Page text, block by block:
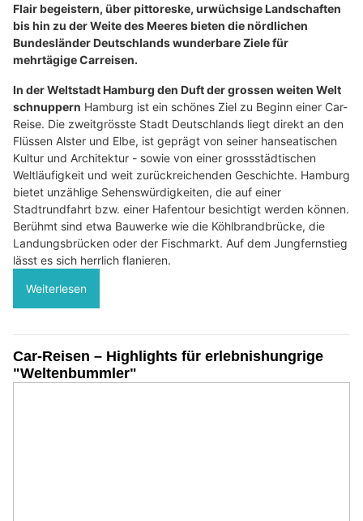
Flair begeistern, über pittoreske, urwüchsige Landschaften
bis hin zu der Weite des Meeres bieten die nördlichen
Bundesländer Deutschlands wunderbare Ziele für
mehrtägige Carreisen.
In der Weltstadt Hamburg den Duft der grossen weiten Welt
schnuppern Hamburg ist ein schönes Ziel zu Beginn einer Car-
Reise. Die zweitgrösste Stadt Deutschlands liegt direkt an den
Flüssen Alster und Elbe, ist geprägt von seiner hanseatischen
Kultur und Architektur - sowie von einer grossstädtischen
Weltläufigkeit und weit zurückreichenden Geschichte. Hamburg
bietet unzählige Sehenswürdigkeiten, die auf einer
Stadtrundfahrt bzw. einer Hafentour besichtigt werden können.
Berühmt sind etwa Bauwerke wie die Köhlbrandbrücke, die
Landungsbrücken oder der Fischmarkt. Auf dem Jungfernstieg
lässt es sich herrlich flanieren.
Weiterlesen
Car-Reisen – Highlights für erlebnishungrige
"Weltenbummler"